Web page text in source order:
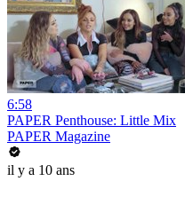
6:58
PAPER Penthouse: Little Mix
PAPER Magazine
il y a 10 ans